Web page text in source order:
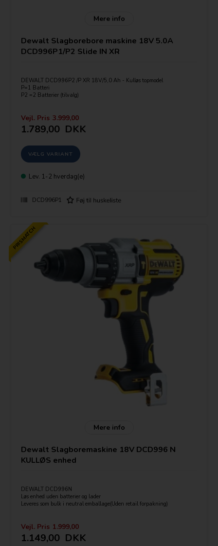
Mere info
Dewalt Slagborebore maskine 18V 5.0A
DCD996P1/P2 Slide IN XR
DEWALT DCD996P2 /P XR 18V/5,0 Ah - Kulløs topmodel
P=1 Batteri
P2 =2 Batterier (tilvalg)
Max moment: 95 Nm
3 gear.
Leveres med:
1-2 Batterier Dewalt DCB184 5,0Ah LI-ION(Antal vælges vælges
under bestilling)
Kufferrt(Kan tilvælges)
Vejl. Pris 3.999,00
1.789,00 DKK
Lev. 1-2 hverdag(e)
DCD996P1
PRISMATCH
Mere info
Dewalt Slagboremaskine 18V DCD996 N
KULLØS enhed
DEWALT DCD996N
Løs enhed uden batterier og lader
Leveres som bulk i neutral emballage(Uden retail forpakning)
DEWALTs mest kraftfulde 18V XR Li-Ion kulløs XRP slagboremaskine
Automatisk højhastigheds-slagboremaskine med 38.250 slag/minut
Vejl. Pris 1.999,00
1.149,00 DKK